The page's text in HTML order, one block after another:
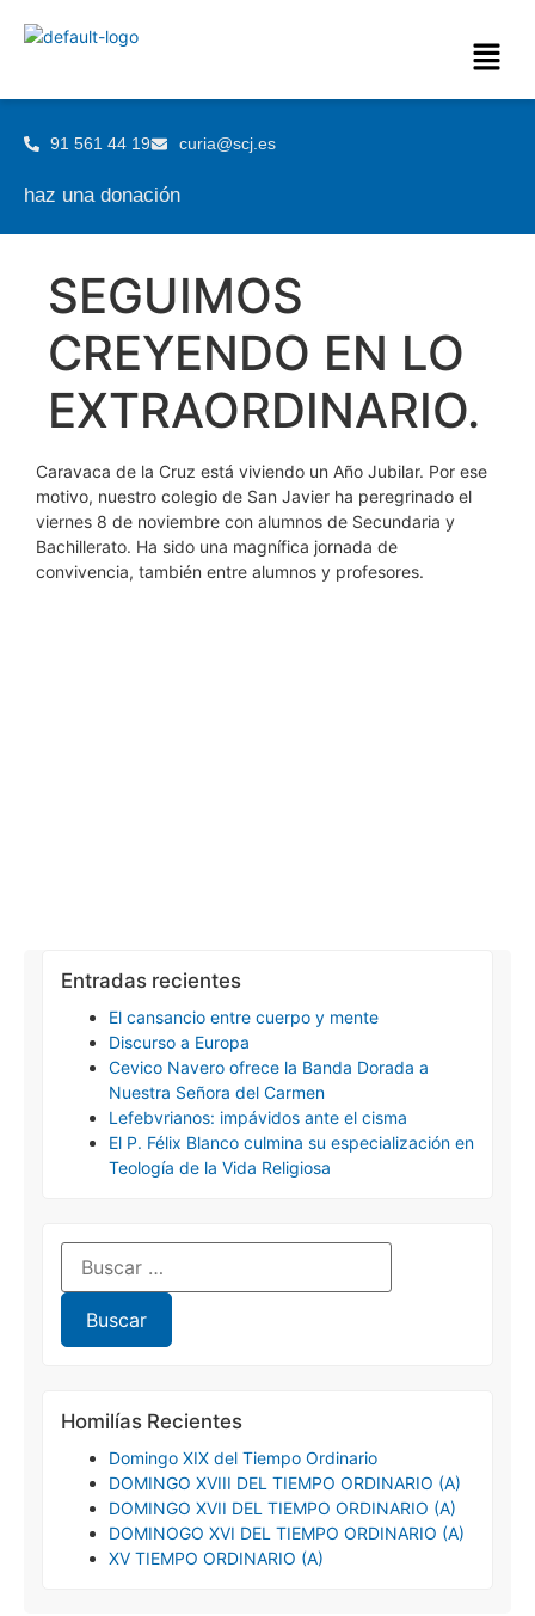
91 561 44 19 curia@scj.es
haz una donación
SEGUIMOS
CREYENDO EN LO
EXTRAORDINARIO.
Caravaca de la Cruz está viviendo un Año Jubilar. Por ese
motivo, nuestro colegio de San Javier ha peregrinado el
viernes 8 de noviembre con alumnos de Secundaria y
Bachillerato. Ha sido una magnífica jornada de
convivencia, también entre alumnos y profesores.
Entradas recientes
El cansancio entre cuerpo y mente
Discurso a Europa
Cevico Navero ofrece la Banda Dorada a
Nuestra Señora del Carmen
Lefebvrianos: impávidos ante el cisma
El P. Félix Blanco culmina su especialización en
Teología de la Vida Religiosa
Homilías Recientes
Domingo XIX del Tiempo Ordinario
DOMINGO XVIII DEL TIEMPO ORDINARIO (A)
DOMINGO XVII DEL TIEMPO ORDINARIO (A)
DOMINOGO XVI DEL TIEMPO ORDINARIO (A)
XV TIEMPO ORDINARIO (A)